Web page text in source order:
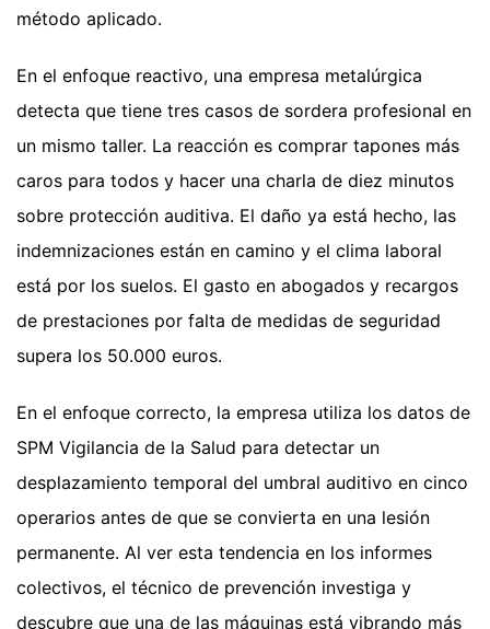
método aplicado.
En el enfoque reactivo, una empresa metalúrgica
detecta que tiene tres casos de sordera profesional en
un mismo taller. La reacción es comprar tapones más
caros para todos y hacer una charla de diez minutos
sobre protección auditiva. El daño ya está hecho, las
indemnizaciones están en camino y el clima laboral
está por los suelos. El gasto en abogados y recargos
de prestaciones por falta de medidas de seguridad
supera los 50.000 euros.
En el enfoque correcto, la empresa utiliza los datos de
SPM Vigilancia de la Salud para detectar un
desplazamiento temporal del umbral auditivo en cinco
operarios antes de que se convierta en una lesión
permanente. Al ver esta tendencia en los informes
colectivos, el técnico de prevención investiga y
descubre que una de las máquinas está vibrando más